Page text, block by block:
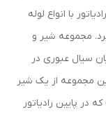
با انواع لوله
مجموعه شیر و
سیال عبوری در
مجموعه از یک شیر
در پایین رادیاتور